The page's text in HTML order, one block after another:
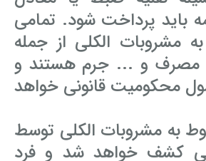
باید پرداخت شود. تمامی
مشروبات الکلی از جمله
مصرف و ... جرم هستند و
محکومیت قانونی خواهد
به مشروبات الکلی توسط
کشف خواهد شد و فرد